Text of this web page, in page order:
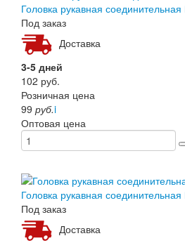
Головка рукавная
Под заказ
Доставка
3-5 дней
102 руб.
Розничная цена
99 руб.i
Оптовая цена
Головка рукавная
Под заказ
Доставка